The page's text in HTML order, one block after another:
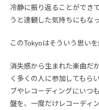
冷静に振り返ることができ
うと達観した気持ちにもなっ
このTokyoはそういう思いを
消失感から生まれた楽曲だ
く多くの人に参加してもら
ブやレコーディングにいつ
盤を、一度だけレコーディ